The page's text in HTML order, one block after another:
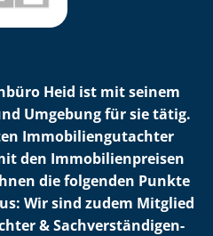
Heid ist mit seinem
Umgebung für sie tätig.
Im­mo­bi­li­en­gut­ach­ter
den Im­mo­bi­li­en­prei­sen
die folgenden Punkte
Wir sind zudem Mitglied
& Sach­ver­stän­di­gen­